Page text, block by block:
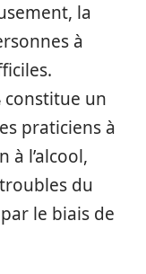
la
à
constitue un
praticiens à
à l’alcool,
du
le biais de